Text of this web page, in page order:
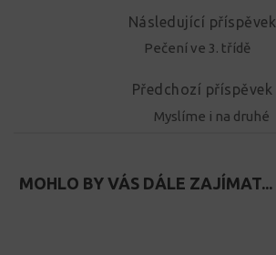
Následující příspěvek
Pečení ve 3. třídě
Předchozí příspěvek
Myslíme i na druhé
MOHLO BY VÁS DÁLE ZAJÍMAT...